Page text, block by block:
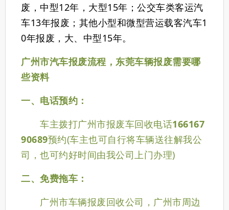
废，中型12年，大型15年；公交车类客运汽
车13年报废；其他小型和微型营运载客汽车1
0年报废，大、中型15年。
广州市汽车报废流程，东莞车辆报废需要哪
些资料
一、电话预约：
车主拨打广州市报废车回收电话166167
90689预约(车主也可自行将车辆送往解我公
司，也可约好时间由我公司上门办理)
二、免费拖车：
广州市车辆报废回收公司，广州市周边